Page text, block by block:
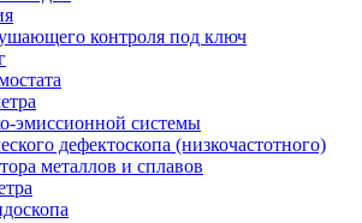
контроля под ключ
эмиссионной системы
дефектоскопа (низкочастотного)
металлов и сплавов